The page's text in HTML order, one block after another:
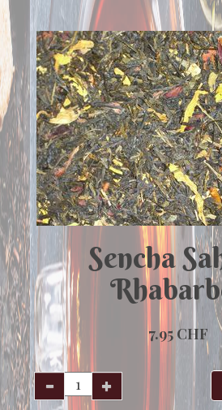
Sencha
7.95 CHF